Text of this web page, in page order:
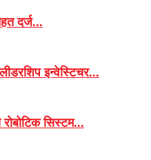
दर्ज...
इन्वेस्टिचर...
सिस्टम...